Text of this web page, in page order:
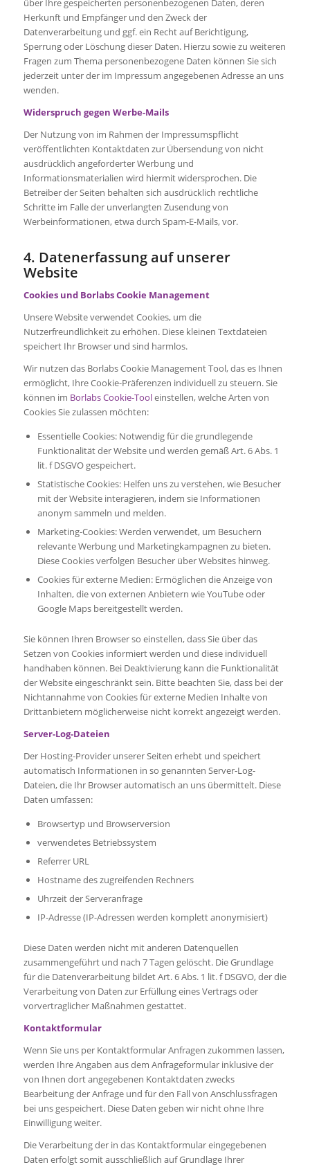
über Ihre gespeicherten personenbezogenen Daten, deren
Herkunft und Empfänger und den Zweck der
Datenverarbeitung und ggf. ein Recht auf Berichtigung,
Sperrung oder Löschung dieser Daten. Hierzu sowie zu weiteren
Fragen zum Thema personenbezogene Daten können Sie sich
jederzeit unter der im Impressum angegebenen Adresse an uns
wenden.
Widerspruch gegen Werbe-Mails
Der Nutzung von im Rahmen der Impressumspflicht
veröffentlichten Kontaktdaten zur Übersendung von nicht
ausdrücklich angeforderter Werbung und
Informationsmaterialien wird hiermit widersprochen. Die
Betreiber der Seiten behalten sich ausdrücklich rechtliche
Schritte im Falle der unverlangten Zusendung von
Werbeinformationen, etwa durch Spam-E-Mails, vor.
4. Datenerfassung auf unserer
Website
Cookies und Borlabs Cookie Management
Unsere Website verwendet Cookies, um die
Nutzerfreundlichkeit zu erhöhen. Diese kleinen Textdateien
speichert Ihr Browser und sind harmlos.
Wir nutzen das Borlabs Cookie Management Tool, das es Ihnen
ermöglicht, Ihre Cookie-Präferenzen individuell zu steuern. Sie
können im Borlabs Cookie-Tooleinstellen, welche Arten von
Cookies Sie zulassen möchten:
Essentielle Cookies: Notwendig für die grundlegende
Funktionalität der Website und werden gemäß Art. 6 Abs. 1
lit. f DSGVO gespeichert.
Statistische Cookies: Helfen uns zu verstehen, wie Besucher
mit der Website interagieren, indem sie Informationen
anonym sammeln und melden.
Marketing-Cookies: Werden verwendet, um Besuchern
relevante Werbung und Marketingkampagnen zu bieten.
Diese Cookies verfolgen Besucher über Websites hinweg.
Cookies für externe Medien: Ermöglichen die Anzeige von
Inhalten, die von externen Anbietern wie YouTube oder
Google Maps bereitgestellt werden.
Sie können Ihren Browser so einstellen, dass Sie über das
Setzen von Cookies informiert werden und diese individuell
handhaben können. Bei Deaktivierung kann die Funktionalität
der Website eingeschränkt sein. Bitte beachten Sie, dass bei der
Nichtannahme von Cookies für externe Medien Inhalte von
Drittanbietern möglicherweise nicht korrekt angezeigt werden.
Server-Log-Dateien
Der Hosting-Provider unserer Seiten erhebt und speichert
automatisch Informationen in so genannten Server-Log-
Dateien, die Ihr Browser automatisch an uns übermittelt. Diese
Daten umfassen:
Browsertyp und Browserversion
verwendetes Betriebssystem
Referrer URL
Hostname des zugreifenden Rechners
Uhrzeit der Serveranfrage
IP-Adresse (IP-Adressen werden komplett anonymisiert)
Diese Daten werden nicht mit anderen Datenquellen
zusammengeführt und nach 7 Tagen gelöscht. Die Grundlage
für die Datenverarbeitung bildet Art. 6 Abs. 1 lit. f DSGVO, der die
Verarbeitung von Daten zur Erfüllung eines Vertrags oder
vorvertraglicher Maßnahmen gestattet.
Kontaktformular
Wenn Sie uns per Kontaktformular Anfragen zukommen lassen,
werden Ihre Angaben aus dem Anfrageformular inklusive der
von Ihnen dort angegebenen Kontaktdaten zwecks
Bearbeitung der Anfrage und für den Fall von Anschlussfragen
bei uns gespeichert. Diese Daten geben wir nicht ohne Ihre
Einwilligung weiter.
Die Verarbeitung der in das Kontaktformular eingegebenen
Daten erfolgt somit ausschließlich auf Grundlage Ihrer